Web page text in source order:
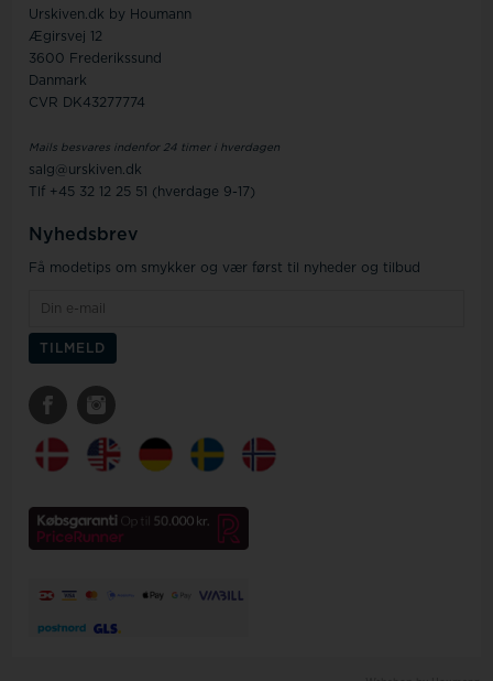
Urskiven.dk by Houmann
Ægirsvej 12
3600 Frederikssund
Danmark
CVR DK43277774
Mails besvares indenfor 24 timer i hverdagen
salg@urskiven.dk
Tlf +45 32 12 25 51 (hverdage 9-17)
Nyhedsbrev
Få modetips om smykker og vær først til nyheder og tilbud